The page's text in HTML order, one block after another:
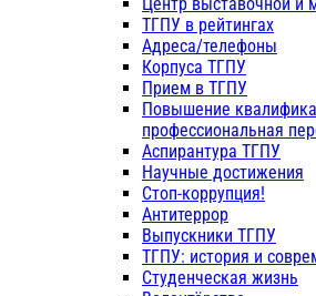
Центр выставочной и
ТГПУ в рейтингах
Адреса/телефоны
Корпуса ТГПУ
Прием в ТГПУ
Повышение
профессиональная
Аспирантура ТГПУ
Научные достижения
Стоп-коррупция!
Антитеррор
Выпускники ТГПУ
ТГПУ: история и
Студенческая жизнь